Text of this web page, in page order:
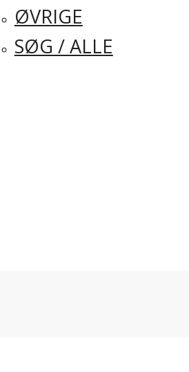
ØVRIGE
SØG / ALLE